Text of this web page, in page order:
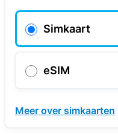
Simkaart
eSIM
Meer over simkaarten